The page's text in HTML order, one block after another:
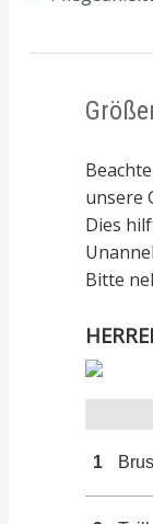
unsere
Dies
Bitte
1